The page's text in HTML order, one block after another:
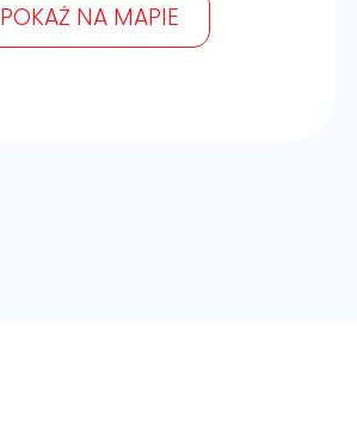
POKAŻ NA MAPIE